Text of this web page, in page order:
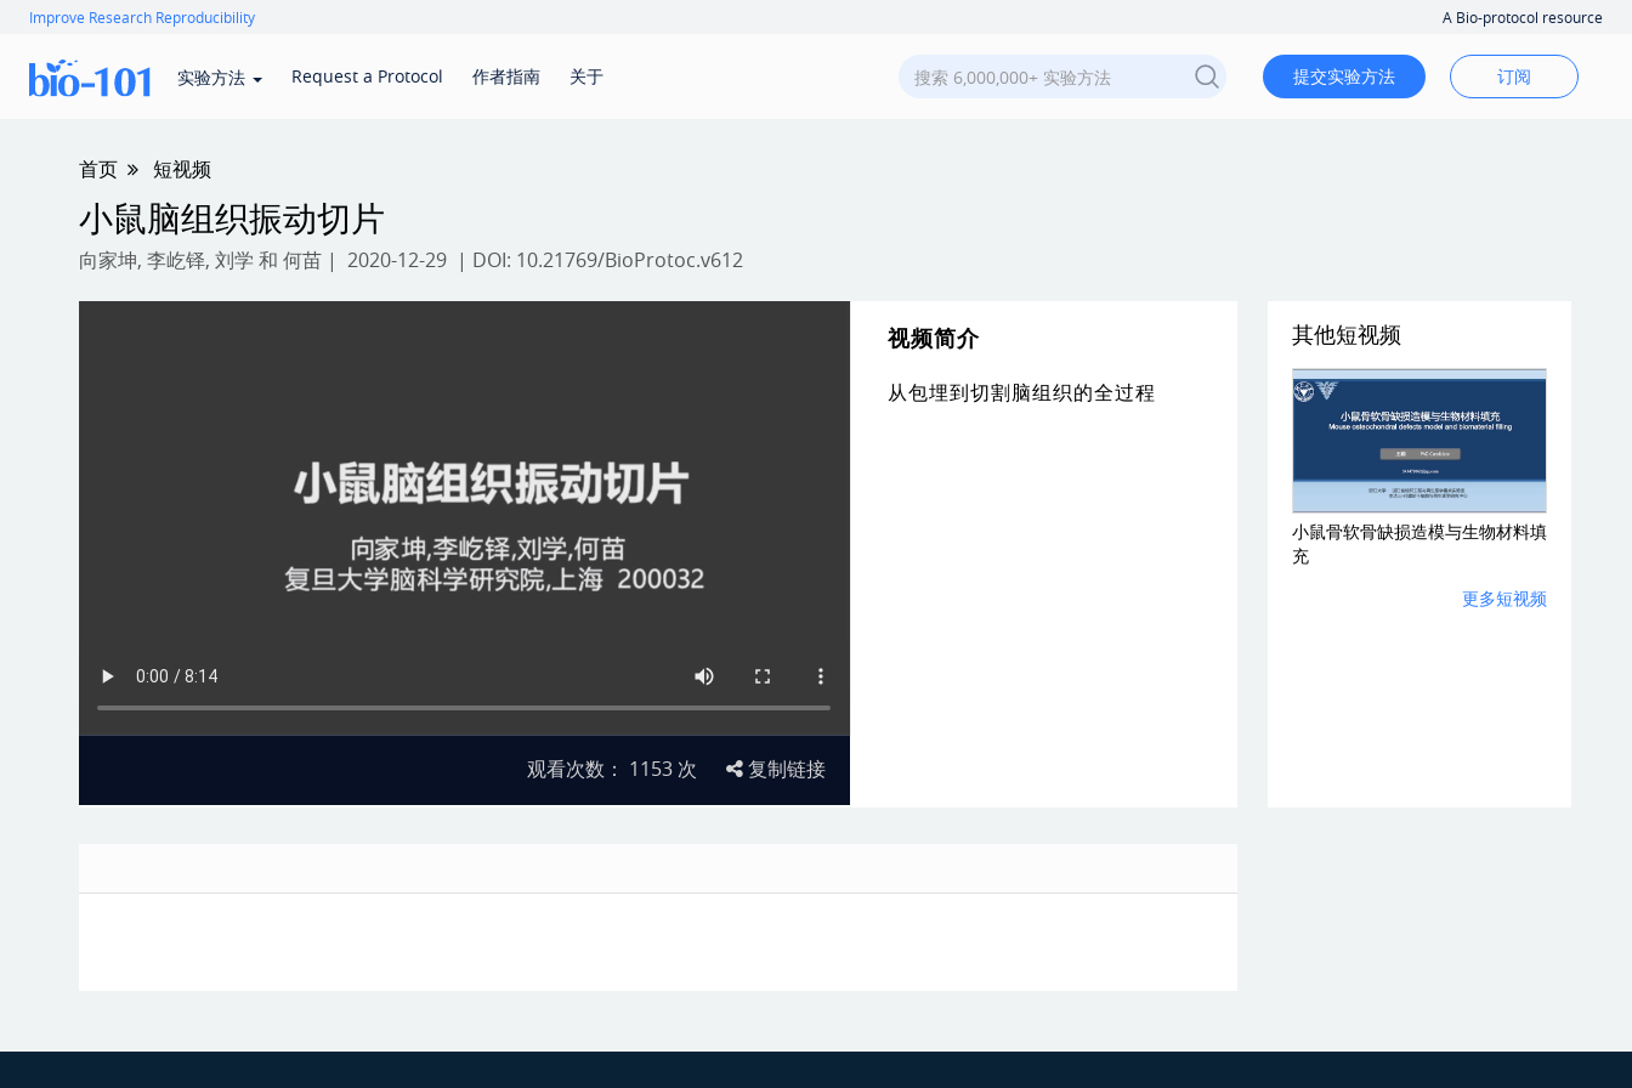
Improve Research Reproducibility A Bio-protocol resource
实验方法 Request a Protocol 作者指南 关于 提交实验方法 订阅
首页 短视频
小鼠脑组织振动切片
向家坤, 李屹铎, 刘学 和 何苗 | 2020-12-29 | DOI: 10.21769/BioProtoc.v612
其他短视频
小鼠骨软骨缺损造模与生物材料填
充
更多短视频
观看次数： 1153次 复制链接
视频简介
从包埋到切割脑组织的全过程